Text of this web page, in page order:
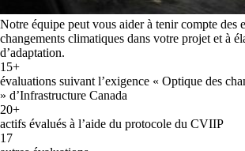
Notre équipe peut vous aider à tenir compte des
changements climatiques dans votre projet et à
d’adaptation.
15+
évaluations suivant l’exigence « Optique des
» d’Infrastructure Canada
20+
actifs évalués à l’aide du protocole du CVIIP
17